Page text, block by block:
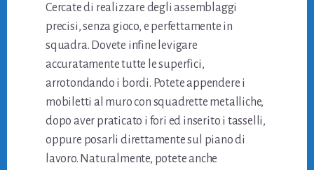
Cercate di realizzare degli assemblaggi
precisi, senza gioco, e perfettamente in
squadra. Dovete infine levigare
accuratamente tutte le superfici,
arrotondando i bordi. Potete appendere i
mobiletti al muro con squadrette metalliche,
dopo aver praticato i fori ed inserito i tasselli,
oppure posarli direttamente sul piano di
lavoro. Naturalmente, potete anche